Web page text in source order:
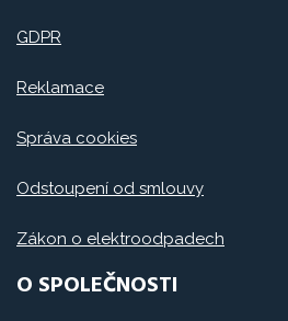
GDPR
Reklamace
Správa cookies
Odstoupení od smlouvy
Zákon o elektroodpadech
O SPOLEČNOSTI